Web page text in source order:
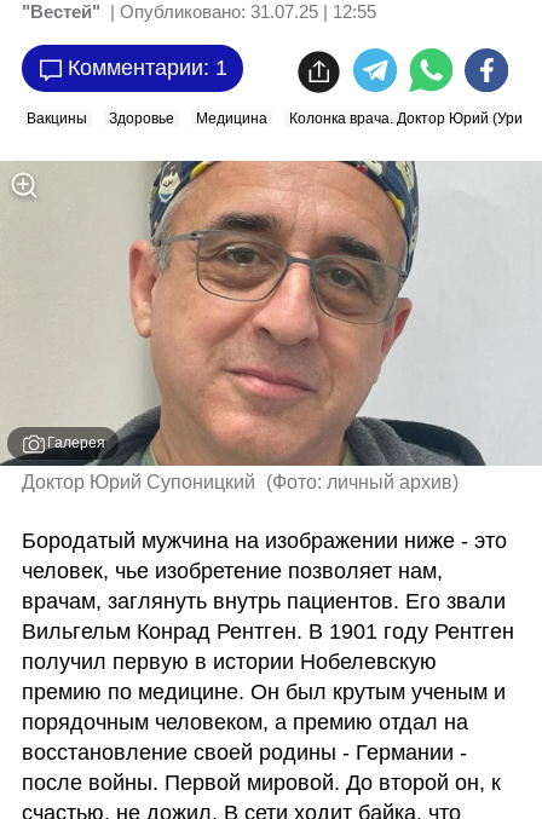
"Вестей" | Опубликовано: 31.07.25 | 12:55
Комментарии: 1
Вакцины Здоровье Медицина Колонка врача. Доктор Юрий (Ури)
Галерея
Доктор Юрий Супоницкий (Фото: личный архив)
Бородатый мужчина на изображении ниже - это
человек, чье изобретение позволяет нам,
врачам, заглянуть внутрь пациентов. Его звали
Вильгельм Конрад Рентген. В 1901 году Рентген
получил первую в истории Нобелевскую
премию по медицине. Он был крутым ученым и
порядочным человеком, а премию отдал на
восстановление своей родины - Германии -
после войны. Первой мировой. До второй он, к
счастью, не дожил. В сети ходит байка, что